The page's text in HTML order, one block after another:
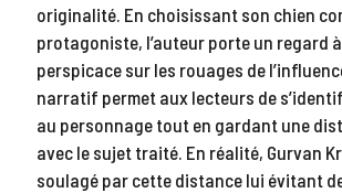
originalité. En choisissant son chien
protagoniste, l’auteur porte un regard
perspicace sur les rouages de
narratif permet aux lecteurs de
au personnage tout en gardant une
avec le sujet traité. En réalité, Gurvan
soulagé par cette distance lui évitant